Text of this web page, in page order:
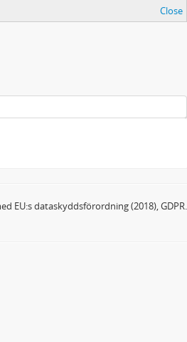
Close
EU:s dataskyddsförordning (2018), GDPR.